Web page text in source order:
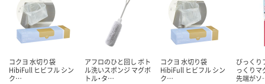
コクヨ 水切り袋
HibiFull ヒビフル シン
ク…
アフロのひと回し ボト
ル洗いスポンジ マグボ
トル・タ…
コクヨ 水切り袋
HibiFull ヒビフル シン
ク…
びっくり
っくりマ
先端が